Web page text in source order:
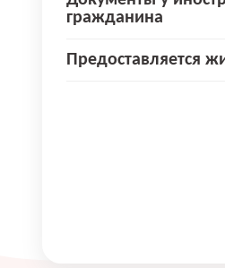
гражданина
Предоставляется